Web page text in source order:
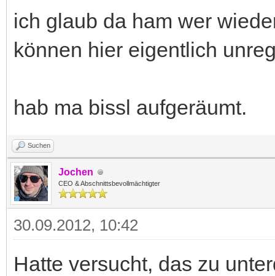
ich glaub da ham wer
können hier eigentlich
hab ma bissl aufgeräumt.
Suchen
Jochen
CEO & Abschnittsbevollmächtigter
30.09.2012, 10:42
Hatte versucht, das zu